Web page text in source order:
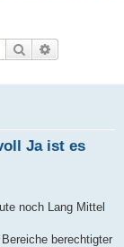
Suche
Ja ist es
noch Lang Mittel
berechtigter